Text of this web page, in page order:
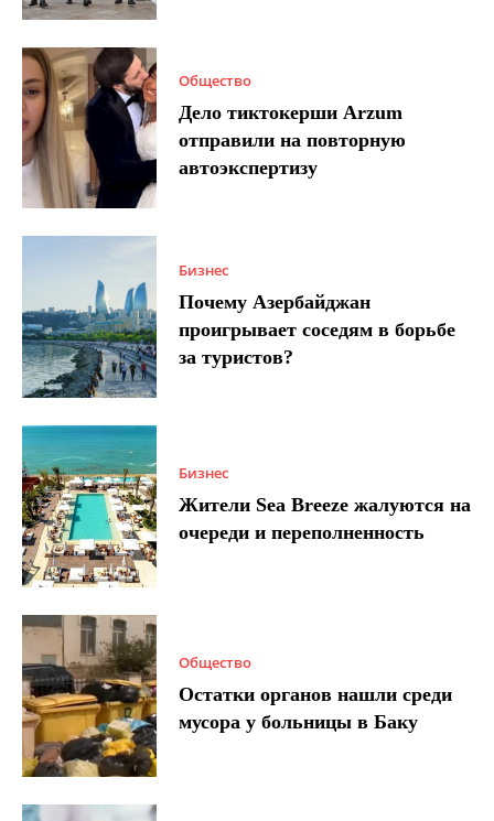
Общество
Дело тиктокерши Arzum
отправили на повторную
автоэкспертизу
Бизнес
Почему Азербайджан
проигрывает соседям в борьбе
за туристов?
Бизнес
Жители Sea Breeze жалуются на
очереди и переполненность
Общество
Остатки органов нашли среди
мусора у больницы в Баку